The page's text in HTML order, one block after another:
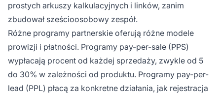
prostych arkuszy kalkulacyjnych i linków, zanim
zbudował sześcioosobowy zespół.
Różne programy partnerskie oferują różne modele
prowizji i płatności. Programy pay-per-sale (PPS)
wypłacają procent od każdej sprzedaży, zwykle od 5
do 30% w zależności od produktu. Programy pay-per-
lead (PPL) płacą za konkretne działania, jak rejestracja